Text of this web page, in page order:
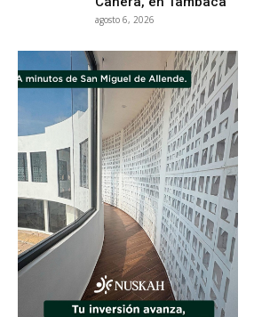
agosto 6, 2026